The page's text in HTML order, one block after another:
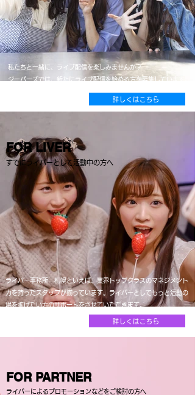
私たちと一緒に、ライブ配信を楽しみませんか？
​ジーパーズでは、新たにライブ配信を始める方を募集しています。
詳しくはこちら
FOR LIVER​
​すでにライバーとして活動中の方へ
ライバー事務所 札幌といえば、業界トップクラスのマネジメント
力を持ったスタッフが揃っています。ライバーとしてもっと活動の
場を拡げたい方のサポートをさせていただきます。
詳しくはこちら
FOR PARTNER
​ライバーによるプロモーションなどをご検討の方へ